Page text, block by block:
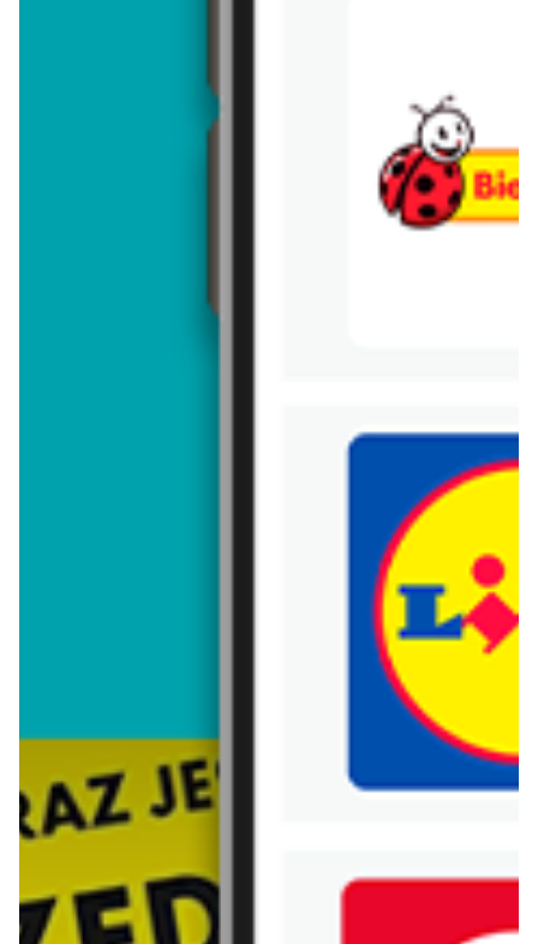
Trafiłeś na nieaktualną gazetkę
Zobacz aktualne gazetki Blix!
Zawartość dla osób